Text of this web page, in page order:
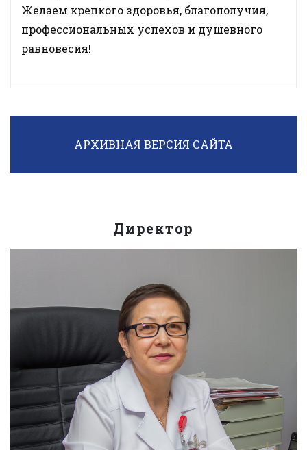
Желаем крепкого здоровья, благополучия,
профессиональных успехов и душевного
равновесия!
АРХИВНАЯ ВЕРСИЯ САЙТА
Директор